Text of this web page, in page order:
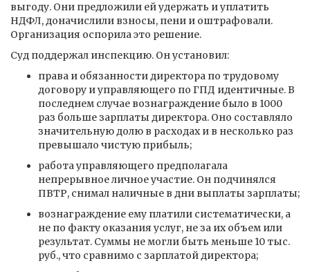
выгоду. Они предложили ей удержать и уплатить
НДФЛ, доначислили взносы, пени и оштрафовали.
Организация оспорила это решение.
Суд поддержал инспекцию. Он установил:
права и обязанности директора по трудовому
договору и управляющего по ГПД идентичные. В
последнем случае вознаграждение было в 1000
раз больше зарплаты директора. Оно составляло
значительную долю в расходах и в несколько раз
превышало чистую прибыль;
работа управляющего предполагала
непрерывное личное участие. Он подчинялся
ПВТР, снимал наличные в дни выплаты зарплаты;
вознаграждение ему платили систематически, а
не по факту оказания услуг, не за их объем или
результат. Суммы не могли быть меньше 10 тыс.
руб., что сравнимо с зарплатой директора;